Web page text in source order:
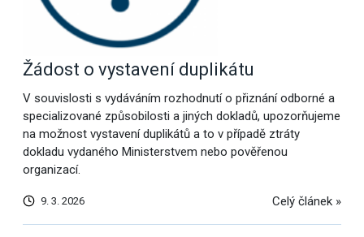
Žádost o vystavení duplikátu
V souvislosti s vydáváním rozhodnutí o přiznání odborné a
specializované způsobilosti a jiných dokladů, upozorňujeme
na možnost vystavení duplikátů a to v případě ztráty
dokladu vydaného Ministerstvem nebo pověřenou
organizací.
9. 3. 2026 Celý článek »